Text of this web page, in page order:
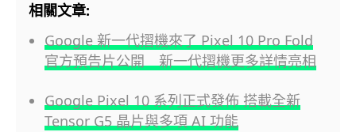
相關文章:
Google 新一代摺機來了 Pixel 10 Pro Fold
官方預告片公開 新一代摺機更多詳情亮相
Google Pixel 10 系列正式發佈 搭載全新
Tensor G5 晶片與多項 AI 功能